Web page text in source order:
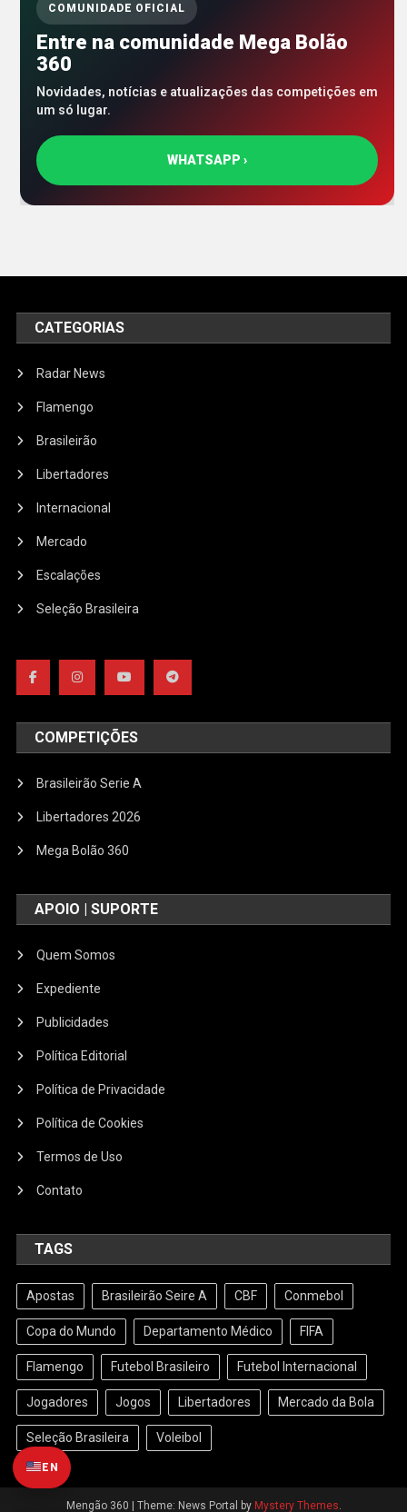
COMUNIDADE OFICIAL
Entre na comunidade Mega Bolão
360
Novidades, notícias e atualizações das competições em
um só lugar.
WHATSAPP ›
CATEGORIAS
Radar News
Flamengo
Brasileirão
Libertadores
Internacional
Mercado
Escalações
Seleção Brasileira
COMPETIÇÕES
Brasileirão Serie A
Libertadores 2026
Mega Bolão 360
APOIO | SUPORTE
Quem Somos
Expediente
Publicidades
Política Editorial
Política de Privacidade
Política de Cookies
Termos de Uso
Contato
TAGS
Apostas Brasileirão Seire A CBF Conmebol
Copa do Mundo Departamento Médico FIFA
Flamengo Futebol Brasileiro Futebol Internacional
Jogadores Jogos Libertadores Mercado da Bola
Seleção Brasileira Voleibol
Mengão 360 Theme: News Portal by Mystery Themes.
EN